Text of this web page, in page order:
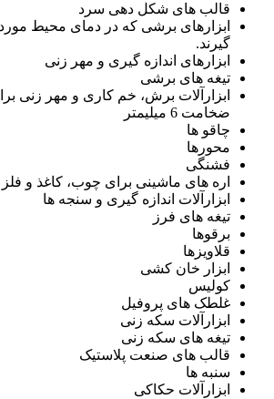
قالب های شکل دهی سرد
ابزارهای برشی که در دمای محیط
گیرند.
ابزارهای اندازه گیری و مهر زنی
تیغه های برشی
ابزارآلات برش، خم کاری و مهر زنی
ضخامت 6 میلیمتر
چاقو ها
محورها
فشنگی
اره های ماشینی برای چوب، کاغذ و فلز
ابزارآلات اندازه گیری و سنجه ها
تیغه های فرز
برقوها
قلاویزها
ابزار خان کشی
کولیس
غلطک های پروفیل
ابزارآلات سکه زنی
تیغه های سکه زنی
قالب های صنعت پلاستیک
سنبه ها
ابزارآلات حکاکی